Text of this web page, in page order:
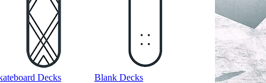
Decks Blank Decks